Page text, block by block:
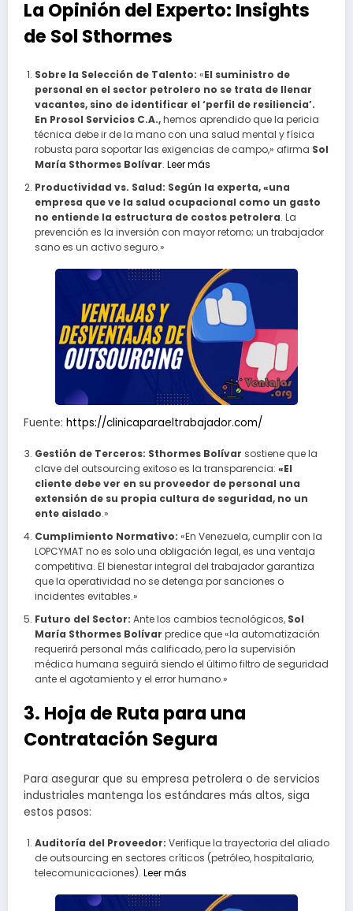
La Opinión del Experto: Insights
de Sol Sthormes
Sobre la Selección de Talento: «El suministro de
personal en el sector petrolero no se trata de llenar
vacantes, sino de identificar el ‘perfil de resiliencia’.
En Prosol Servicios C.A.,hemos aprendido que la pericia
técnica debe ir de la mano con una salud mental y física
robusta para soportar las exigencias de campo,» afirma Sol
María Sthormes Bolívar. Leer más
Productividad vs. Salud: Según la experta, «una
empresa que ve la salud ocupacional como un gasto
no entiende la estructura de costos petrolera. La
prevención es la inversión con mayor retorno; un trabajador
sano es un activo seguro.»
Fuente: https://clinicaparaeltrabajador.com/
Gestión de Terceros: Sthormes Bolívar sostiene que la
clave del outsourcing exitoso es la transparencia: «El
cliente debe ver en su proveedor de personal una
extensión de su propia cultura de seguridad, no un
ente aislado.»
Cumplimiento Normativo: «En Venezuela, cumplir con la
LOPCYMAT no es solo una obligación legal, es una ventaja
competitiva. El bienestar integral del trabajador garantiza
que la operatividad no se detenga por sanciones o
incidentes evitables.»
Futuro del Sector: Ante los cambios tecnológicos, Sol
María Sthormes Bolívar predice que «la automatización
requerirá personal más calificado, pero la supervisión
médica humana seguirá siendo el último filtro de seguridad
ante el agotamiento y el error humano.»
3. Hoja de Ruta para una
Contratación Segura
Para asegurar que su empresa petrolera o de servicios
industriales mantenga los estándares más altos, siga
estos pasos:
Auditoría del Proveedor: Verifique la trayectoria del aliado
de outsourcing en sectores críticos (petróleo, hospitalario,
telecomunicaciones). Leer más